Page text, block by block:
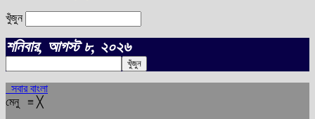
খুঁজুন
শনিবার, আগস্ট ৮, ২০২৬
সবার বাংলা
মেনু ≡ ╳